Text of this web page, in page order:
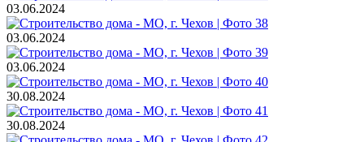
03.06.2024
03.06.2024
03.06.2024
30.08.2024
30.08.2024